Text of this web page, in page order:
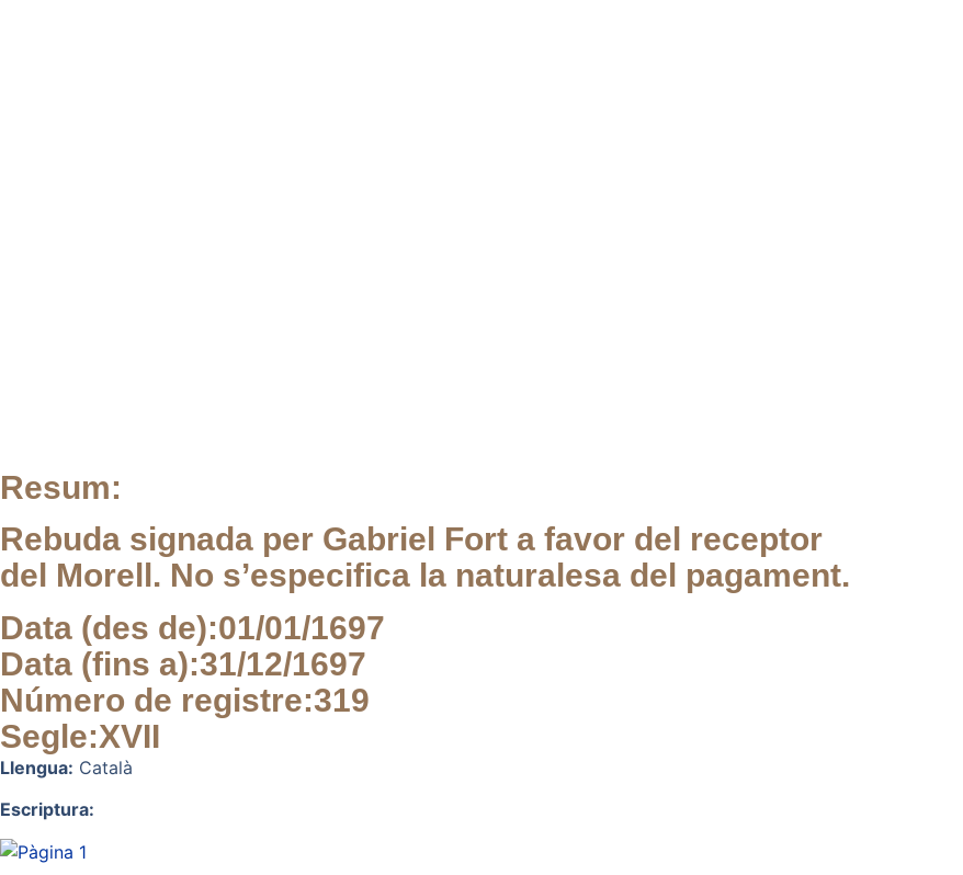
Resum:
Rebuda signada per Gabriel Fort a favor del receptor
del Morell. No s’especifica la naturalesa del pagament.
Data (des de):01/01/1697
Data (fins a):31/12/1697
Número de registre:319
Segle:XVII
Llengua: Català
Escriptura: